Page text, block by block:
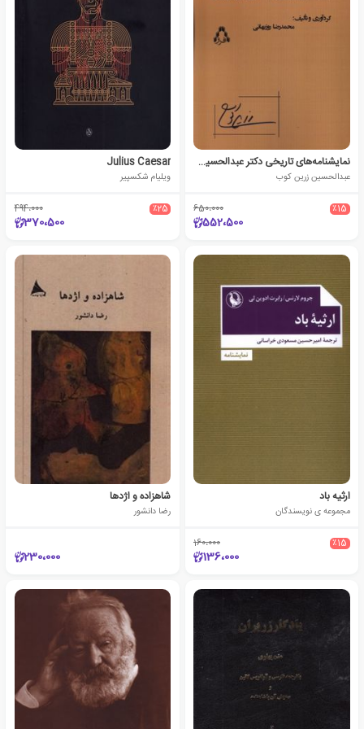
نمایشنامه‌های تاریخی دکتر عبدالحسین زرین‌کوب
عبدالحسین زرین کوب
٪15 650،000
552،500
Julius Caesar
ویلیام شکسپیر
٪25 494،000
370،500
ارثیه باد
مجموعه ی نویسندگان
٪15 160،000
136،000
شاهزاده و اژدها
رضا دانشور
230،000